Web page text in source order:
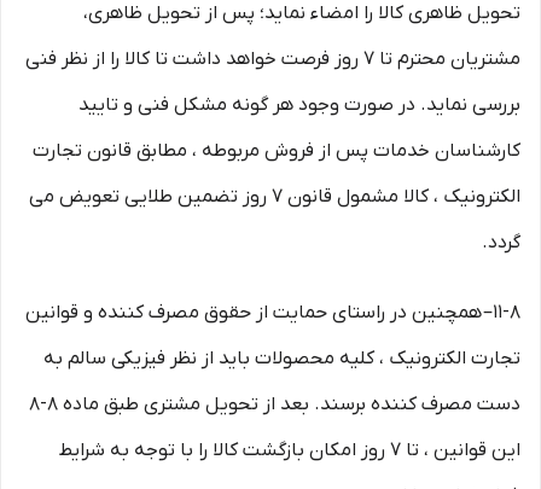
تحویل ظاهری کالا را امضاء نماید؛ پس از تحویل ظاهری،
مشتریان محترم تا ۷ روز فرصت خواهد داشت تا کالا را از نظر فنی
بررسی نماید. در صورت وجود هر گونه مشکل فنی و تایید
کارشناسان خدمات پس از فروش مربوطه ، مطابق قانون تجارت
الکترونیک ، کالا مشمول قانون ۷ روز تضمین طلایی تعویض می
گردد.
۱۱-۸– همچنین در راستای حمایت از حقوق مصرف کننده و قوانین
تجارت الکترونیک ، کلیه محصولات باید از نظر فیزیکی سالم به
دست مصرف کننده برسند. بعد از تحویل مشتری طبق ماده ۸-۸
این قوانین ، تا ۷ روز امکان بازگشت کالا را با توجه به شرایط